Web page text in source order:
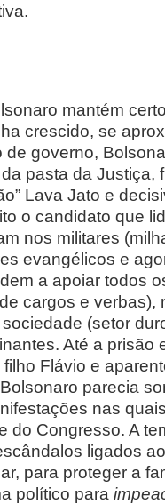
mantém
crescido, se
governo,
pasta da Justiça,
Lava Jato e
o candidato que
nos militares
evangélicos e
a apoiar todos
cargos e verbas),
(setor
Até a prisão
Flávio e
parecia
nas
do Congresso. A
ligados
para proteger a
político para